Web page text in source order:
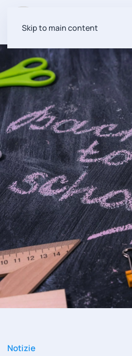
Skip to main content
Notizie